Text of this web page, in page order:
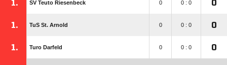
1. SV Teuto Riesenbeck 0 0 : 0 0
1. TuS St. Arnold 0 0 : 0 0
1. Turo Darfeld 0 0 : 0 0